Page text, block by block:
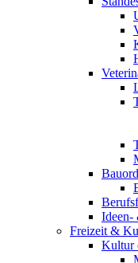
Ideen-
Freizeit &
Kultur